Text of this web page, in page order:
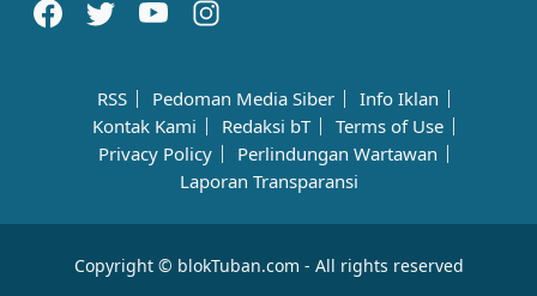
RSS Pedoman Media Siber
Info Iklan
Kontak Kami
Redaksi bT
Terms of Use
Privacy Policy
Perlindungan Wartawan
Laporan Transparansi
Copyright © blokTuban.com - All rights reserved